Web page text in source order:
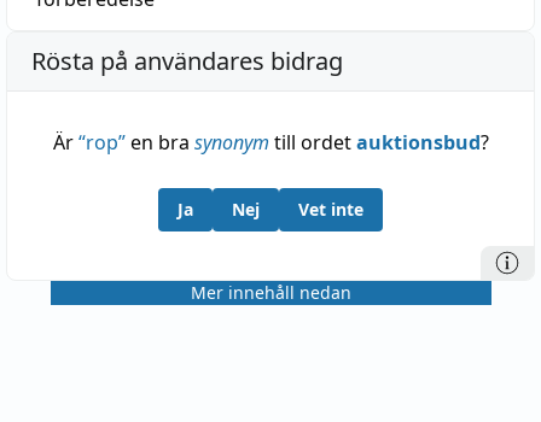
Rösta på användares bidrag
Är“rop”en bra synonym till ordetauktionsbud?
Ja Nej Vet inte
Mer innehåll nedan